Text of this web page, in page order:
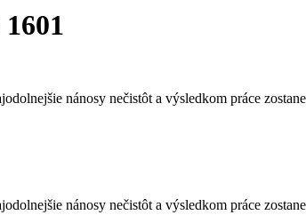
nánosy nečistôt a výsledkom práce
nánosy nečistôt a výsledkom práce